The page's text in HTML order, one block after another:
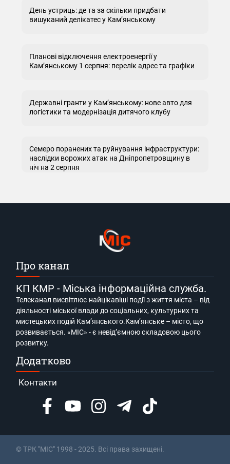
День устриць: де та за скільки придбати
вишуканий делікатес у Кам’янському
Планові відключення електроенергії у
Кам’янському 1 серпня: перелік адрес та графіки
Державні гранти у Кам’янському: нове авто для
логістики та модернізація дитячого клубу
Семеро поранених та руйнування інфраструктури:
наслідки ворожих атак на Дніпропетровщину в
ніч на 2 серпня
Про канал
КП КМР - Міська інформаційна служба.
Телеканал висвітлює найцікавіші події з життя міста – від
діяльності міської влади до соціальних, культурних та
мистецьких подій Кам’янського.Кам’янське – місто, що
розвивається. «МІС» - є невід’ємною складовою цього
розвитку.
Додатково
Контакти
© ТРК "МІС" 1998 - 2025. Всі права захищені.